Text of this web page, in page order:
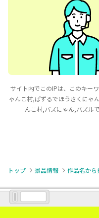
サイト内でこのIPは、このキー
ゃんこ村,ぱずるでほうさくにゃ
んこ村,パズにゃん,パズル
トップ 景品情報 作品名から